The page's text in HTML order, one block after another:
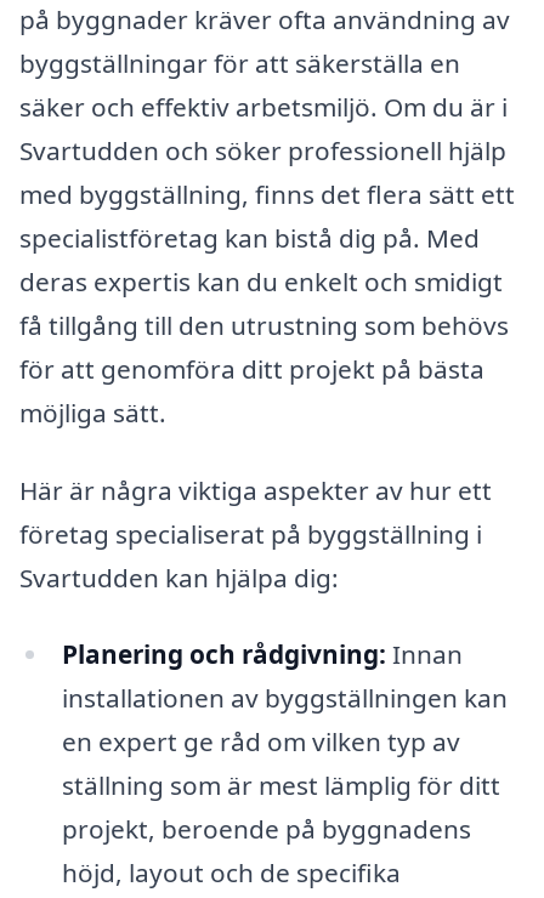
på byggnader kräver ofta användning av
byggställningar för att säkerställa en
säker och effektiv arbetsmiljö. Om du är i
Svartudden och söker professionell hjälp
med byggställning, finns det flera sätt ett
specialistföretag kan bistå dig på. Med
deras expertis kan du enkelt och smidigt
få tillgång till den utrustning som behövs
för att genomföra ditt projekt på bästa
möjliga sätt.
Här är några viktiga aspekter av hur ett
företag specialiserat på byggställning i
Svartudden kan hjälpa dig:
Planering och rådgivning: Innan
installationen av byggställningen kan
en expert ge råd om vilken typ av
ställning som är mest lämplig för ditt
projekt, beroende på byggnadens
höjd, layout och de specifika